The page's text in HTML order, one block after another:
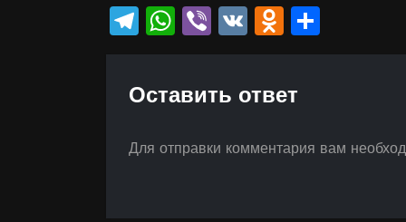
Telegram
WhatsApp
Viber
VK
Оставить ответ
Для отправки комментария вам